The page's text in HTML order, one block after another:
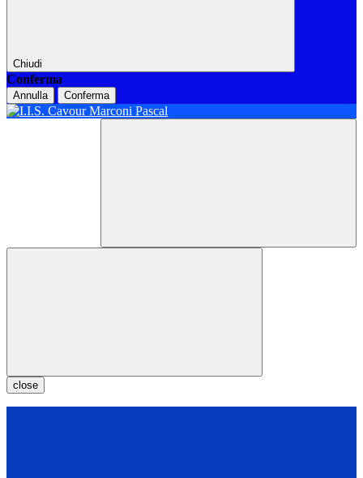
Chiudi
Conferma
Annulla Conferma
close